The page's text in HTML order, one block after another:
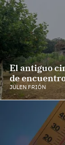
El antiguo
de
JULEN FRIÓN